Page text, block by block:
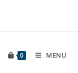
0 MENU